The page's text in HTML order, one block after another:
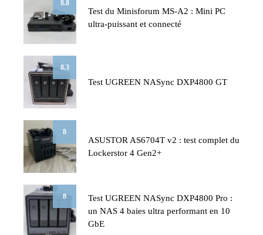
8.8
Test du Minisforum MS-A2 : Mini PC
ultra-puissant et connecté
8.3
Test UGREEN NASync DXP4800 GT
8
ASUSTOR AS6704T v2 : test complet du
Lockerstor 4 Gen2+
8
Test UGREEN NASync DXP4800 Pro :
un NAS 4 baies ultra performant en 10
GbE